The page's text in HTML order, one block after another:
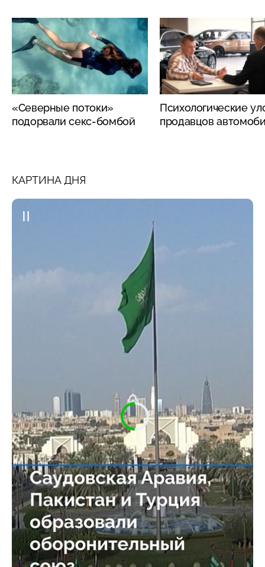
«Северные потоки»
подорвали секс-бомбой
Психологические
продавцов
КАРТИНА ДНЯ